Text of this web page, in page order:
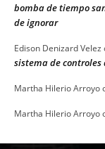
bomba de tiempo
de ignorar
Edison Denizard Velez
sistema de controles
Martha Hilerio Arroyo
Martha Hilerio Arroyo